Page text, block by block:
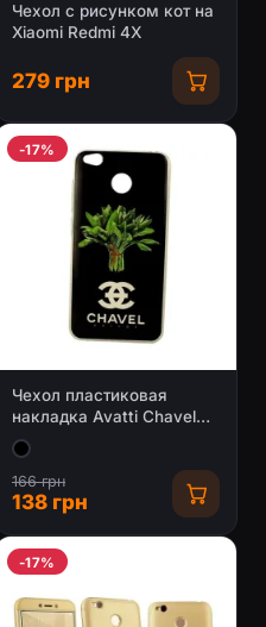
Чехол с рисунком кот на
Xiaomi Redmi 4X
279 грн
-17%
Чехол пластиковая
накладка Avatti Chavel
для Xiaomi Redmi 4X
166 грн
138 грн
-17%